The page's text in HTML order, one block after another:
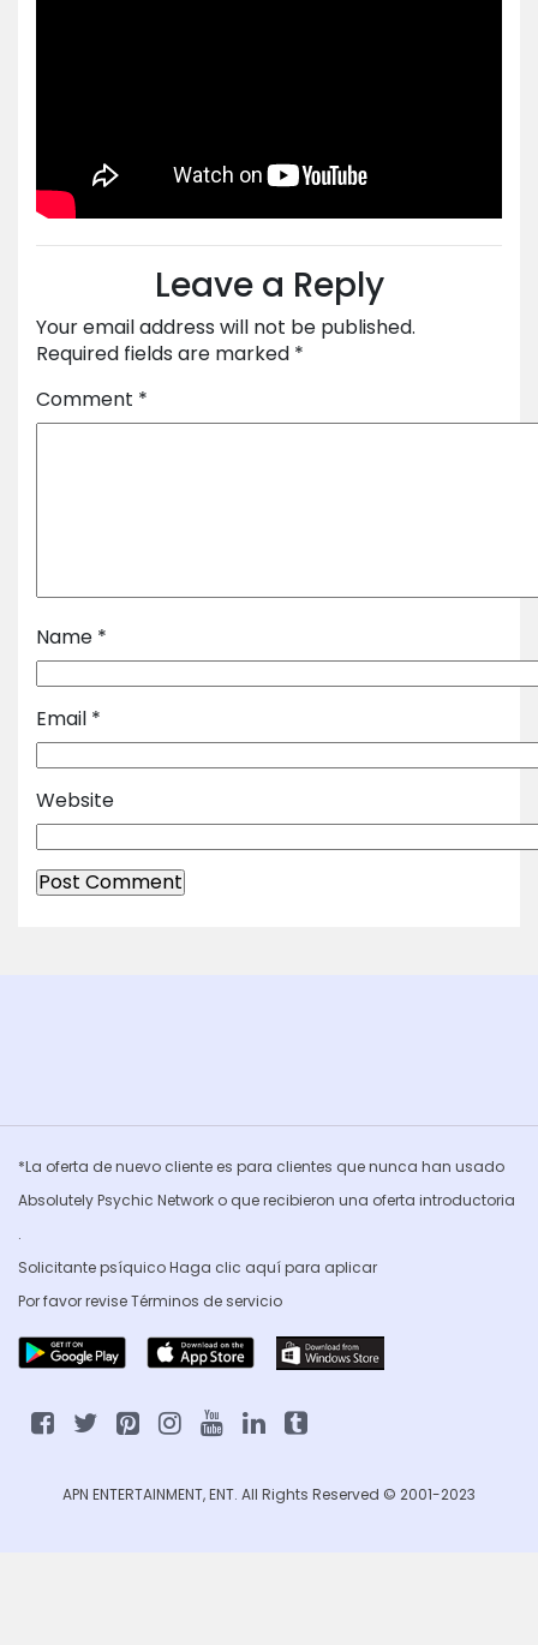
Leave a Reply
Your email address will not be published.
Required fields are marked *
Comment *
Name *
Email *
Website
*La oferta de nuevo cliente es para clientes que nunca han usado
Absolutely Psychic Network o que recibieron una oferta introductoria
.
Solicitante psíquico Haga clic aquí para aplicar
Por favor reviseTérminos de servicio
APN ENTERTAINMENT, ENT. All Rights Reserved © 2001-2023